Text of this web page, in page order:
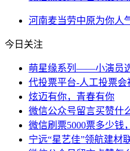
河南麦当劳中原为你人
今日关注
萌星缘系列——小演员
代投票平台-人工投票
炫迈有你，青春有你
微信公众号留言买赞什
微信刷票5000票多少钱
宁远“星艺佳”领航建材